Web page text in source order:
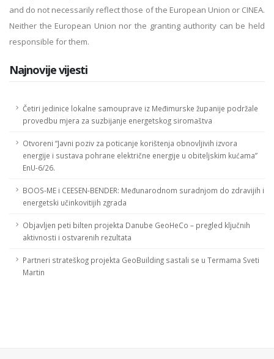
and do not necessarily reflect those of the European Union or CINEA.
Neither the European Union nor the granting authority can be held
responsible for them.
Najnovije vijesti
Četiri jedinice lokalne samouprave iz Međimurske županije podržale
provedbu mjera za suzbijanje energetskog siromaštva
Otvoreni “Javni poziv za poticanje korištenja obnovljivih izvora
energije i sustava pohrane električne energije u obiteljskim kućama”
EnU-6/26.
BOOS-ME i CEESEN-BENDER: Međunarodnom suradnjom do zdravijih i
energetski učinkovitijih zgrada
Objavljen peti bilten projekta Danube GeoHeCo – pregled ključnih
aktivnosti i ostvarenih rezultata
Partneri strateškog projekta GeoBuilding sastali se u Termama Sveti
Martin